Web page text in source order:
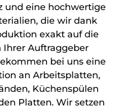
und eine hochwertige
die wir dank
exakt auf die
Ihrer Auftraggeber
bei uns eine
an Arbeitsplatten,
Küchenspülen
Platten. Wir setzen